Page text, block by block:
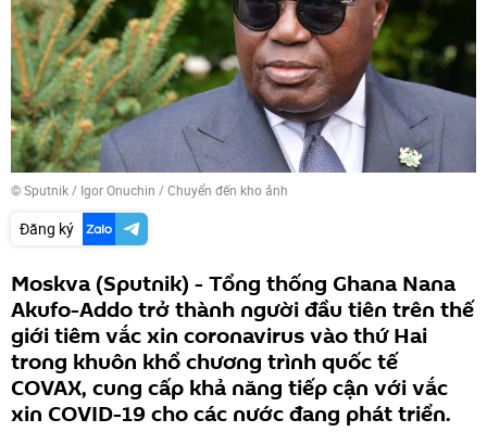
© Sputnik / Igor Onuchin /Chuyển đến kho ảnh
Đăng ký
Moskva (Sputnik) - Tổng thống Ghana Nana
Akufo-Addo trở thành người đầu tiên trên thế
giới tiêm vắc xin coronavirus vào thứ Hai
trong khuôn khổ chương trình quốc tế
COVAX, cung cấp khả năng tiếp cận với vắc
xin COVID-19 cho các nước đang phát triển.